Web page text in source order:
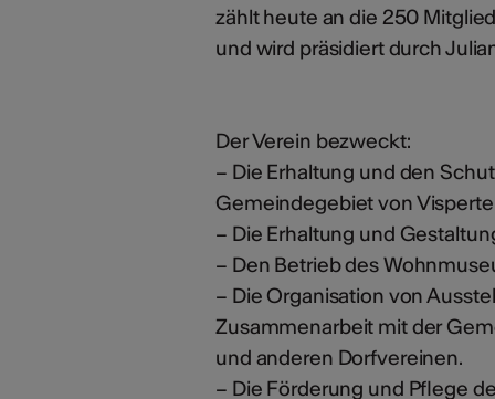
zählt heute an die 250
und wird präsidiert durch
Der Verein bezweckt:
– Die Erhaltung und den
Gemeindegebiet von
– Die Erhaltung und
– Den Betrieb des
– Die Organisation von
Zusammenarbeit mit der
und anderen Dorfvereinen.
– Die Förderung und Pflege